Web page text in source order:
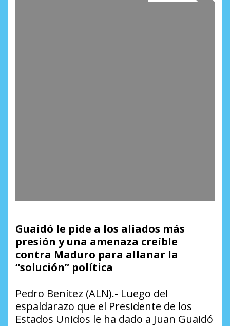
Guaidó le pide a los aliados más
presión y una amenaza creíble
contra Maduro para allanar la
“solución” política
Pedro Benítez (ALN).- Luego del
espaldarazo que el Presidente de los
Estados Unidos le ha dado a Juan Guaidó